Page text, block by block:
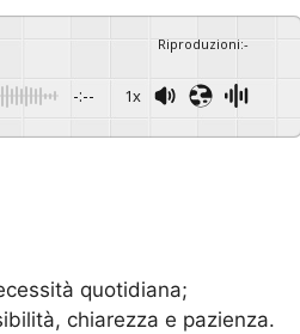
Riproduzioni:-
-:-- 1x
quotidiana;
chiarezza e pazienza.